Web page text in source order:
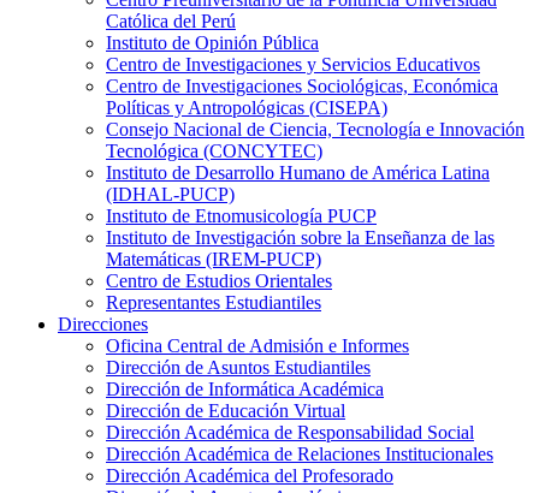
Católica del Perú
Instituto de Opinión Pública
Centro de Investigaciones y Servicios Educativos
Centro de Investigaciones Sociológicas, Económica
Políticas y Antropológicas (CISEPA)
Consejo Nacional de Ciencia, Tecnología e Innovación
Tecnológica (CONCYTEC)
Instituto de Desarrollo Humano de América Latina
(IDHAL-PUCP)
Instituto de Etnomusicología PUCP
Instituto de Investigación sobre la Enseñanza de las
Matemáticas (IREM-PUCP)
Centro de Estudios Orientales
Representantes Estudiantiles
Direcciones
Oficina Central de Admisión e Informes
Dirección de Asuntos Estudiantiles
Dirección de Informática Académica
Dirección de Educación Virtual
Dirección Académica de Responsabilidad Social
Dirección Académica de Relaciones Institucionales
Dirección Académica del Profesorado